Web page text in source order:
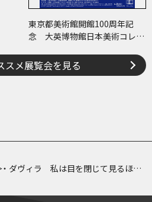
東京都美術館開館100周年記
念 大英博物館日本美術コレク
江戸絵画
スメ展覧会を見る
ダヴィラ 私は目を閉じて見るほう